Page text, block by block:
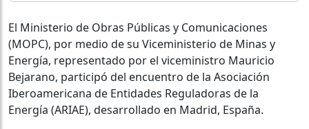
El Ministerio de Obras Públicas y Comunicaciones
(MOPC), por medio de su Viceministerio de Minas y
Energía, representado por el viceministro Mauricio
Bejarano, participó del encuentro de la Asociación
Iberoamericana de Entidades Reguladoras de la
Energía (ARIAE), desarrollado en Madrid, España.